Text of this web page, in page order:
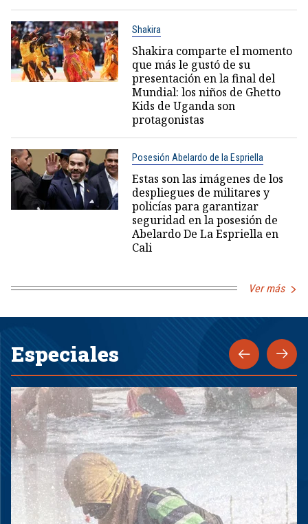
Shakira
Shakira comparte el momento
que más le gustó de su
presentación en la final del
Mundial: los niños de Ghetto
Kids de Uganda son
protagonistas
Posesión Abelardo de la Espriella
Estas son las imágenes de los
despliegues de militares y
policías para garantizar
seguridad en la posesión de
Abelardo De La Espriella en
Cali
Ver más
Especiales